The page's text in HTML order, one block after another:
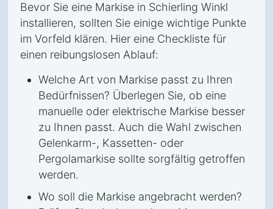
Bevor Sie eine Markise in Schierling Winkl
installieren, sollten Sie einige wichtige Punkte
im Vorfeld klären. Hier eine Checkliste für
einen reibungslosen Ablauf:
Welche Art von Markise passt zu Ihren
Bedürfnissen? Überlegen Sie, ob eine
manuelle oder elektrische Markise besser
zu Ihnen passt. Auch die Wahl zwischen
Gelenkarm-, Kassetten- oder
Pergolamarkise sollte sorgfältig getroffen
werden.
Wo soll die Markise angebracht werden?